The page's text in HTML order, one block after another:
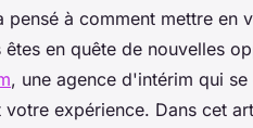
pensé à comment mettre en
en quête de nouvelles
, une agence d'intérim qui
expérience. Dans cet